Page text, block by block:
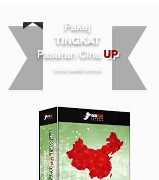
Pakej
TINGKAT
Pasaran Cina UP
Untuk pemilik produk